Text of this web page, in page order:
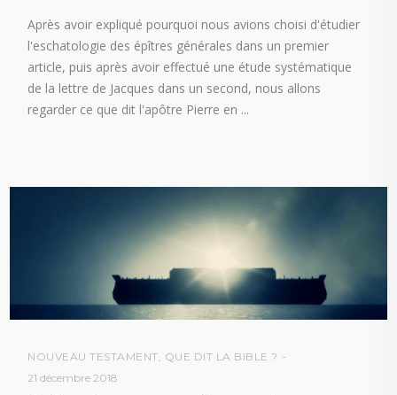
Après avoir expliqué pourquoi nous avions choisi d'étudier
l'eschatologie des épîtres générales dans un premier
article, puis après avoir effectué une étude systématique
de la lettre de Jacques dans un second, nous allons
regarder ce que dit l'apôtre Pierre en
NOUVEAU TESTAMENT, QUE DIT LA BIBLE ?
21 décembre 2018